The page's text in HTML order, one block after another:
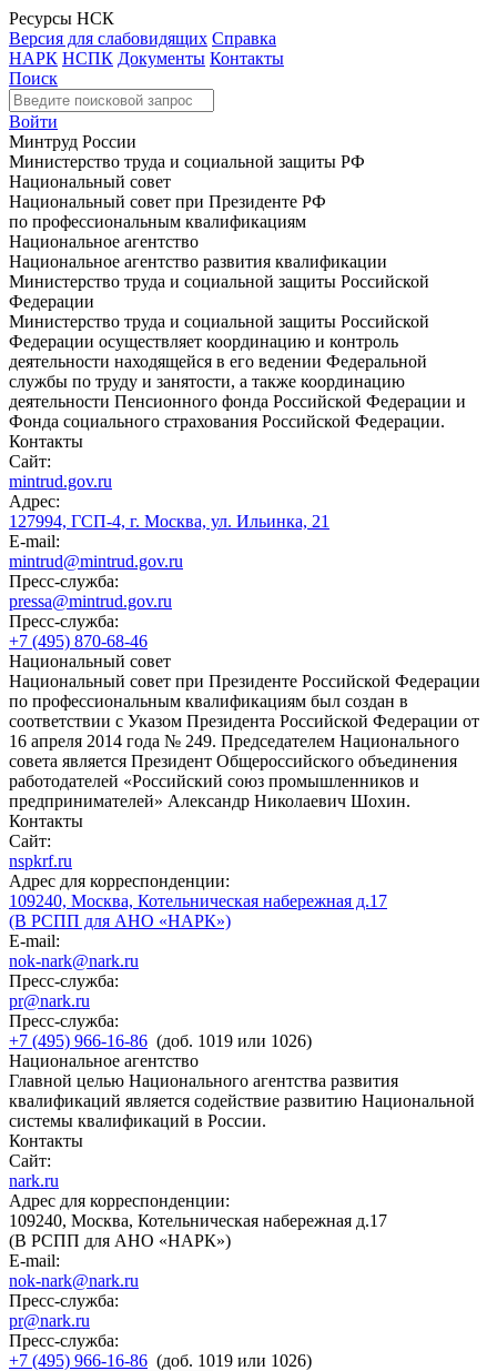
Ресурсы НСК
Версия для слабовидящих Справка
НАРК НСПК Документы Контакты
Поиск
Войти
Минтруд России
Министерство труда и социальной защиты РФ
Национальный совет
Национальный совет при Президенте РФ
по профессиональным квалификациям
Национальное агентство
Национальное агентство развития квалификации
Министерство труда и социальной защиты Российской
Федерации
Министерство труда и социальной защиты Российской
Федерации осуществляет координацию и контроль
деятельности находящейся в его ведении Федеральной
службы по труду и занятости, а также координацию
деятельности Пенсионного фонда Российской Федерации и
Фонда социального страхования Российской Федерации.
Контакты
Сайт:
mintrud.gov.ru
Адрес:
127994, ГСП-4, г. Москва, ул. Ильинка, 21
E-mail:
mintrud@mintrud.gov.ru
Пресс-служба:
pressa@mintrud.gov.ru
Пресс-служба:
+7 (495) 870-68-46
Национальный совет
Национальный совет при Президенте Российской Федерации
по профессиональным квалификациям был создан в
соответствии с Указом Президента Российской Федерации от
16 апреля 2014 года № 249. Председателем Национального
совета является Президент Общероссийского объединения
работодателей «Российский союз промышленников и
предпринимателей» Александр Николаевич Шохин.
Контакты
Сайт:
nspkrf.ru
Адрес для корреспонденции:
109240, Москва, Котельническая набережная д.17
(В РСПП для АНО «НАРК»)
E-mail:
nok-nark@nark.ru
Пресс-служба:
pr@nark.ru
Пресс-служба:
+7 (495) 966-16-86 (доб. 1019 или 1026)
Национальное агентство
Главной целью Национального агентства развития
квалификаций является содействие развитию Национальной
системы квалификаций в России.
Контакты
Сайт:
nark.ru
Адрес для корреспонденции:
109240, Москва, Котельническая набережная д.17
(В РСПП для АНО «НАРК»)
E-mail:
nok-nark@nark.ru
Пресс-служба:
pr@nark.ru
Пресс-служба:
+7 (495) 966-16-86 (доб. 1019 или 1026)